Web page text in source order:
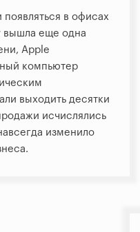
в офисах
вышла еще одна
Apple
компьютер
выходить десятки
исчислялись
изменило